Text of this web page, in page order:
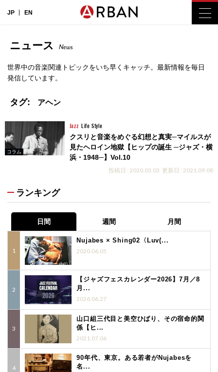
JP EN
ニュース News
世界中の音楽関連トピックをいち早くキャッチ。最新情報を毎日
発信しています。
タグ: アヘン
コラム
Jazz Life Style
クスリと音楽をめぐる幻想と真実─マイルスが
見たヘロイン地獄【ヒップの誕生 ─ジャズ・横
浜・1948─】Vol.10
投稿日 : 2020.03.03 更新日 : 2021.09.08
ランキング
日間 週間 月間
Nujabes × Shing02〈Luv(...
2020.06.05
【ジャズフェスカレンダー2026】7月／8
月...
2026.06.27
山口組三代目と美空ひばり、その宿命的関
係【ヒ...
2021.07.06
90年代、東京。ある若者がNujabesを
名...